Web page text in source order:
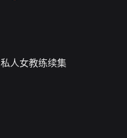
私人女教练续集